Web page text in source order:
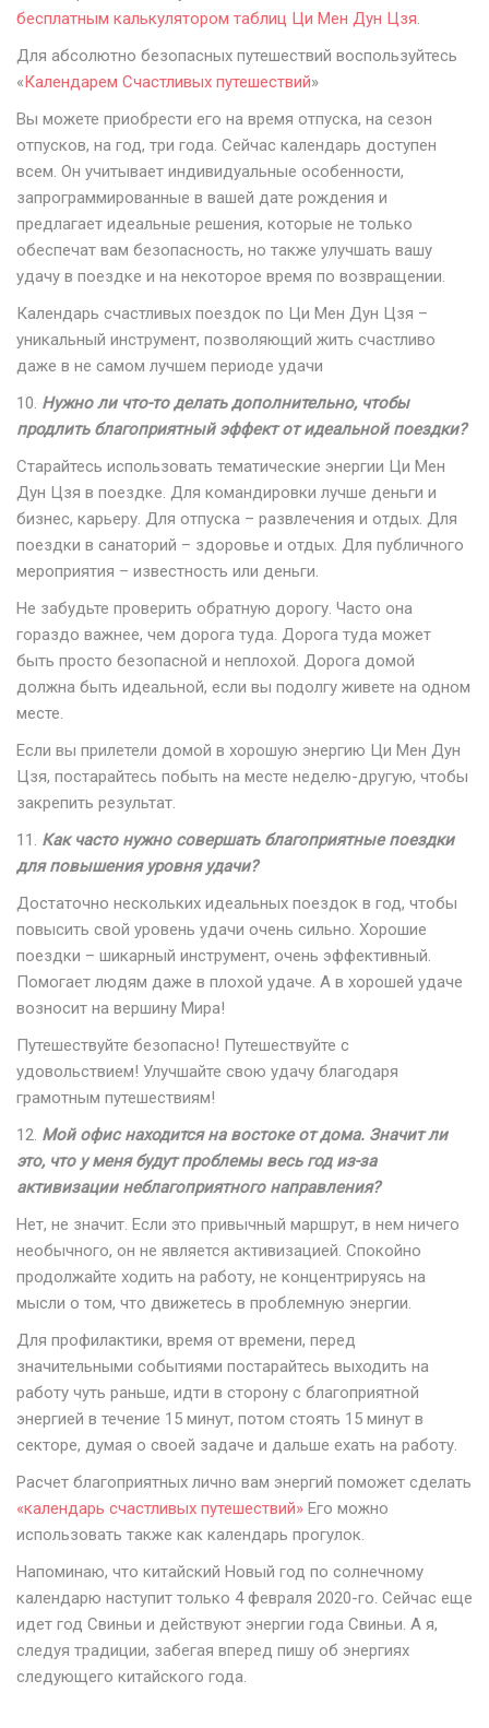
бесплатным калькулятором таблиц Ци Мен Дун Цзя.
Для абсолютно безопасных путешествий воспользуйтесь
«Календарем Счастливых путешествий»
Вы можете приобрести его на время отпуска, на сезон
отпусков, на год, три года. Сейчас календарь доступен
всем. Он учитывает индивидуальные особенности,
запрограммированные в вашей дате рождения и
предлагает идеальные решения, которые не только
обеспечат вам безопасность, но также улучшать вашу
удачу в поездке и на некоторое время по возвращении.
Календарь счастливых поездок по Ци Мен Дун Цзя –
уникальный инструмент, позволяющий жить счастливо
даже в не самом лучшем периоде удачи
10. Нужно ли что-то делать дополнительно, чтобы
продлить благоприятный эффект от идеальной поездки?
Старайтесь использовать тематические энергии Ци Мен
Дун Цзя в поездке. Для командировки лучше деньги и
бизнес, карьеру. Для отпуска – развлечения и отдых. Для
поездки в санаторий – здоровье и отдых. Для публичного
мероприятия – известность или деньги.
Не забудьте проверить обратную дорогу. Часто она
гораздо важнее, чем дорога туда. Дорога туда может
быть просто безопасной и неплохой. Дорога домой
должна быть идеальной, если вы подолгу живете на одном
месте.
Если вы прилетели домой в хорошую энергию Ци Мен Дун
Цзя, постарайтесь побыть на месте неделю-другую, чтобы
закрепить результат.
11. Как часто нужно совершать благоприятные поездки
для повышения уровня удачи?
Достаточно нескольких идеальных поездок в год, чтобы
повысить свой уровень удачи очень сильно. Хорошие
поездки – шикарный инструмент, очень эффективный.
Помогает людям даже в плохой удаче. А в хорошей удаче
возносит на вершину Мира!
Путешествуйте безопасно! Путешествуйте с
удовольствием! Улучшайте свою удачу благодаря
грамотным путешествиям!
12. Мой офис находится на востоке от дома. Значит ли
это, что у меня будут проблемы весь год из-за
активизации неблагоприятного направления?
Нет, не значит. Если это привычный маршрут, в нем ничего
необычного, он не является активизацией. Спокойно
продолжайте ходить на работу, не концентрируясь на
мысли о том, что движетесь в проблемную энергии.
Для профилактики, время от времени, перед
значительными событиями постарайтесь выходить на
работу чуть раньше, идти в сторону с благоприятной
энергией в течение 15 минут, потом стоять 15 минут в
секторе, думая о своей задаче и дальше ехать на работу.
Расчет благоприятных лично вам энергий поможет сделать
«календарь счастливых путешествий» Его можно
использовать также как календарь прогулок.
Напоминаю, что китайский Новый год по солнечному
календарю наступит только 4 февраля 2020-го. Сейчас еще
идет год Свиньи и действуют энергии года Свиньи. А я,
следуя традиции, забегая вперед пишу об энергиях
следующего китайского года.